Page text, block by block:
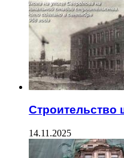
Строительство
14.11.2025